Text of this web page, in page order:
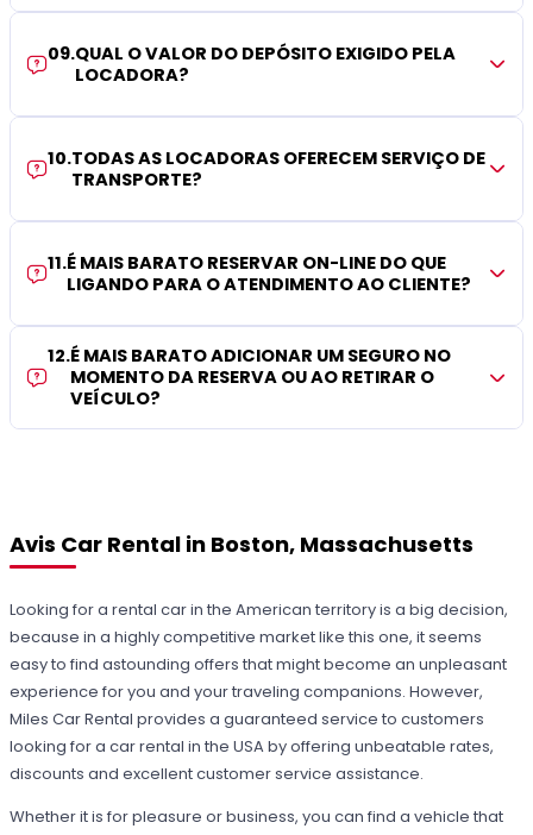
09.QUAL O VALOR DO DEPÓSITO EXIGIDO PELA
LOCADORA?
10.TODAS AS LOCADORAS OFERECEM SERVIÇO DE
TRANSPORTE?
11.É MAIS BARATO RESERVAR ON-LINE DO QUE
LIGANDO PARA O ATENDIMENTO AO CLIENTE?
12.É MAIS BARATO ADICIONAR UM SEGURO NO
MOMENTO DA RESERVA OU AO RETIRAR O
VEÍCULO?
Avis Car Rental in Boston, Massachusetts
Looking for a rental car in the American territory is a big decision,
because in a highly competitive market like this one, it seems
easy to find astounding offers that might become an unpleasant
experience for you and your traveling companions. However,
Miles Car Rental provides a guaranteed service to customers
looking for a car rental in the USA by offering unbeatable rates,
discounts and excellent customer service assistance.
Whether it is for pleasure or business, you can find a vehicle that